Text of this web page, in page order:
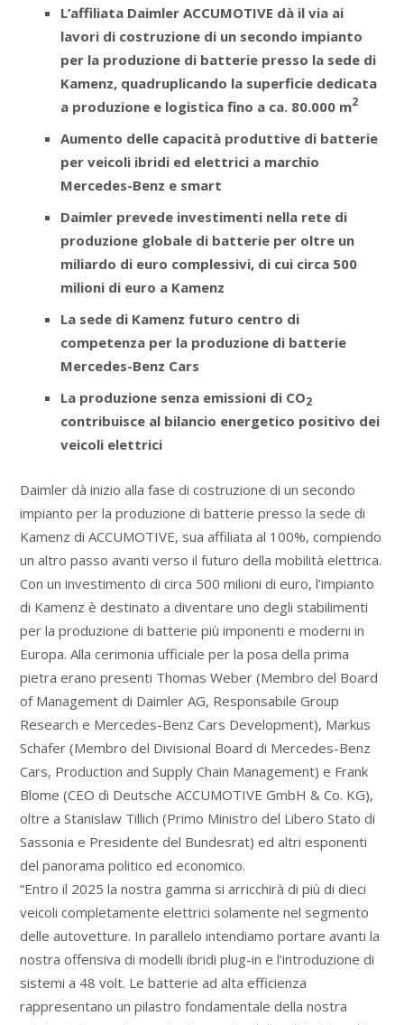
L’affiliata Daimler ACCUMOTIVE dà il via ai
lavori di costruzione di un secondo impianto
per la produzione di batterie presso la sede di
Kamenz, quadruplicando la superficie dedicata
a produzione e logistica fino a ca. 80.000 m2
Aumento delle capacità produttive di batterie
per veicoli ibridi ed elettrici a marchio
Mercedes-Benz e smart
Daimler prevede investimenti nella rete di
produzione globale di batterie per oltre un
miliardo di euro complessivi, di cui circa 500
milioni di euro a Kamenz
La sede di Kamenz futuro centro di
competenza per la produzione di batterie
Mercedes-Benz Cars
La produzione senza emissioni di CO2
contribuisce al bilancio energetico positivo dei
veicoli elettrici
Daimler dà inizio alla fase di costruzione di un secondo
impianto per la produzione di batterie presso la sede di
Kamenz di ACCUMOTIVE, sua affiliata al 100%, compiendo
un altro passo avanti verso il futuro della mobilità elettrica.
Con un investimento di circa 500 milioni di euro, l’impianto
di Kamenz è destinato a diventare uno degli stabilimenti
per la produzione di batterie più imponenti e moderni in
Europa. Alla cerimonia ufficiale per la posa della prima
pietra erano presenti Thomas Weber (Membro del Board
of Management di Daimler AG, Responsabile Group
Research e Mercedes-Benz Cars Development), Markus
Schäfer (Membro del Divisional Board di Mercedes-Benz
Cars, Production and Supply Chain Management) e Frank
Blome (CEO di Deutsche ACCUMOTIVE GmbH & Co. KG),
oltre a Stanislaw Tillich (Primo Ministro del Libero Stato di
Sassonia e Presidente del Bundesrat) ed altri esponenti
del panorama politico ed economico.
“Entro il 2025 la nostra gamma si arricchirà di più di dieci
veicoli completamente elettrici solamente nel segmento
delle autovetture. In parallelo intendiamo portare avanti la
nostra offensiva di modelli ibridi plug-in e l’introduzione di
sistemi a 48 volt. Le batterie ad alta efficienza
rappresentano un pilastro fondamentale della nostra